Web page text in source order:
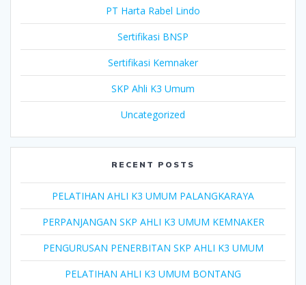
PT Harta Rabel Lindo
Sertifikasi BNSP
Sertifikasi Kemnaker
SKP Ahli K3 Umum
Uncategorized
RECENT POSTS
PELATIHAN AHLI K3 UMUM PALANGKARAYA
PERPANJANGAN SKP AHLI K3 UMUM KEMNAKER
PENGURUSAN PENERBITAN SKP AHLI K3 UMUM
PELATIHAN AHLI K3 UMUM BONTANG